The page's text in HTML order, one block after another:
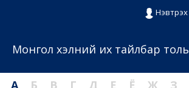
Нэвтрэх
Монгол хэлний их тайлбар толь
А Б В Г Д Е Ё Ж З